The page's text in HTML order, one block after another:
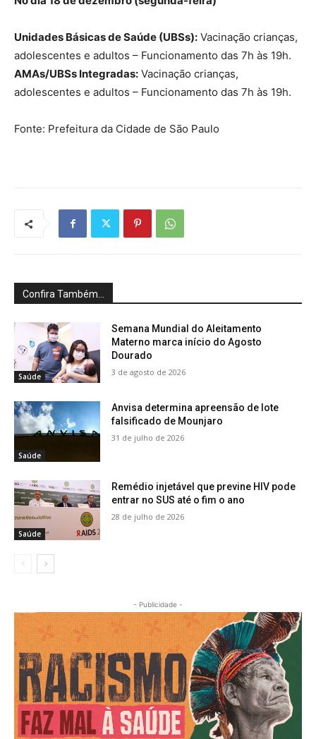
Unidades Básicas de Saúde (UBSs): Vacinação crianças,
adolescentes e adultos – Funcionamento das 7h às 19h.
AMAs/UBSs Integradas: Vacinação crianças,
adolescentes e adultos – Funcionamento das 7h às 19h.
Fonte: Prefeitura da Cidade de São Paulo
Confira Também...
Saúde
Semana Mundial do Aleitamento
Materno marca início do Agosto
Dourado
3 de agosto de 2026
Saúde
Anvisa determina apreensão de lote
falsificado de Mounjaro
31 de julho de 2026
Saúde
Remédio injetável que previne HIV pode
entrar no SUS até o fim o ano
28 de julho de 2026
- Publicidade -